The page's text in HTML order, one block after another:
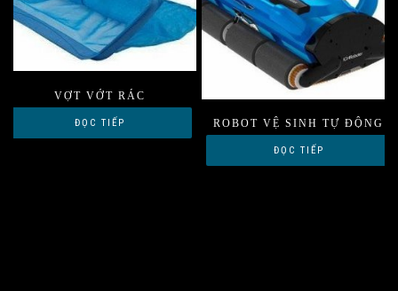
VỢT VỚT RÁC
ĐỌC TIẾP ROBOT VỆ SINH TỰ ĐỘNG
ĐỌC TIẾP